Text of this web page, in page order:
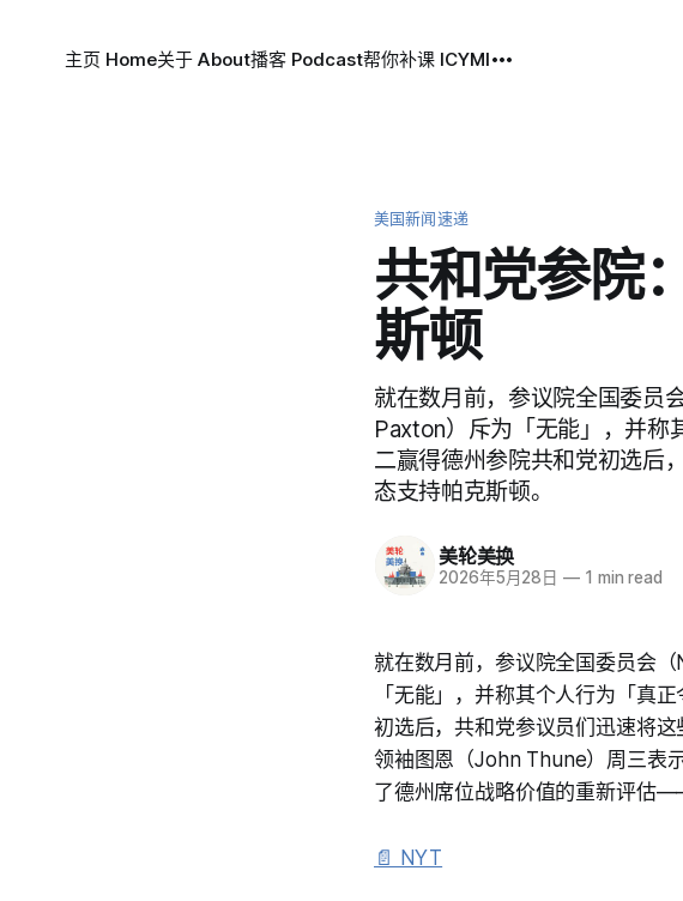
主页 Home关于 About播客 Podcast帮你补课 ICYMI
美国新闻速递
共和党参院
斯顿
就在数月前，参议院全国委员
Paxton）斥为「无能」，并称
二赢得德州参院共和党初选后
态支持帕克斯顿。
美轮美换
2026年5月28日 — 1 min read
就在数月前，参议院全国委员会
「无能」，并称其个人行为「真
初选后，共和党参议员们迅速将
领袖图恩（John Thune）周三表
了德州席位战略价值的重新评估
📄 NYT